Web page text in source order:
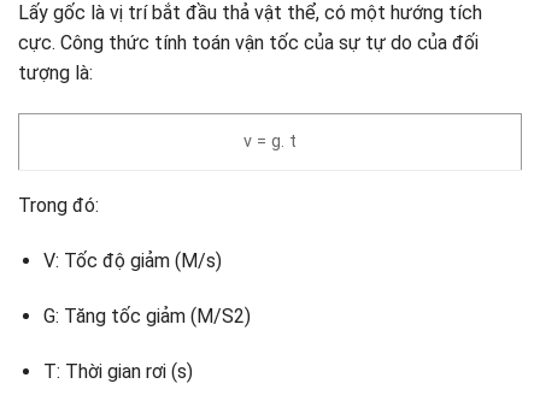
Lấy gốc là vị trí bắt đầu thả vật thể, có một hướng tích
cực. Công thức tính toán vận tốc của sự tự do của đối
tượng là:
v = g. t
Trong đó:
V: Tốc độ giảm (M/s)
G: Tăng tốc giảm (M/S2)
T: Thời gian rơi (s)